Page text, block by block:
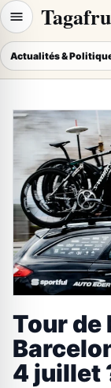
Actualités &
Tour de
4 juillet